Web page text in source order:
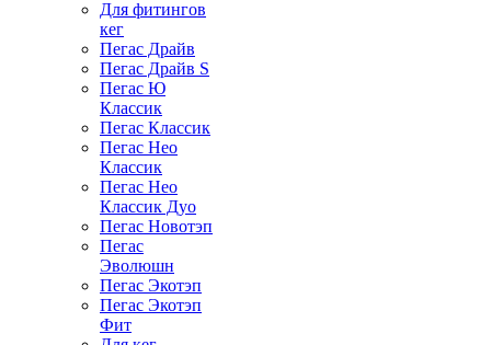
Для фитингов
кег
Пегас Драйв
Пегас Драйв S
Пегас Ю
Классик
Пегас Классик
Пегас Нео
Классик
Пегас Нео
Классик Дуо
Пегас Новотэп
Пегас
Эволюшн
Пегас Экотэп
Пегас Экотэп
Фит